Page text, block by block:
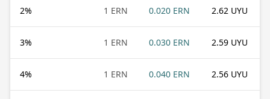
2% 1 ERN 0.020 ERN 2.62 UYU
3% 1 ERN 0.030 ERN 2.59 UYU
4% 1 ERN 0.040 ERN 2.56 UYU